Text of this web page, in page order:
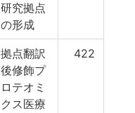
研究拠点
の形成
拠点翻訳
後修飾プ
ロテオミ
クス医療
422